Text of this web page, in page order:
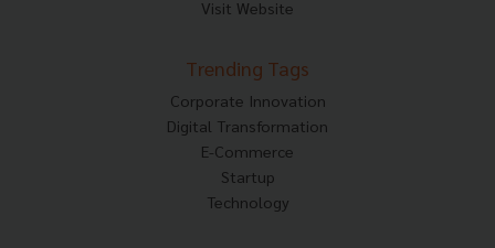
Visit Website
Trending Tags
Corporate Innovation
Digital Transformation
E-Commerce
Startup
Technology